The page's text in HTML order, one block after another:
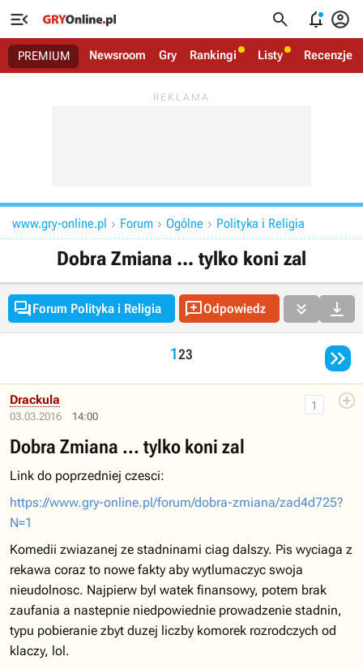
   
PREMIUM Newsroom Gry Rankingi Listy Recenzje
www.gry-online.pl  Forum  Ogólne  Polityka i Religia
Dobra Zmiana ... tylko koni zal
Forum Polityka i Religia Odpowiedz  
123 
03.03.2016 14:00
1
Drackula
Dobra Zmiana ... tylko koni zal
Link do poprzedniej czesci:
https://www.gry-online.pl/forum/dobra-zmiana/zad4d725?
N=1
Komedii zwiazanej ze stadninami ciag dalszy. Pis wyciaga z
rekawa coraz to nowe fakty aby wytlumaczyc swoja
nieudolnosc. Najpierw byl watek finansowy, potem brak
zaufania a nastepnie niedpowiednie prowadzenie stadnin,
typu pobieranie zbyt duzej liczby komorek rozrodczych od
klaczy, lol.